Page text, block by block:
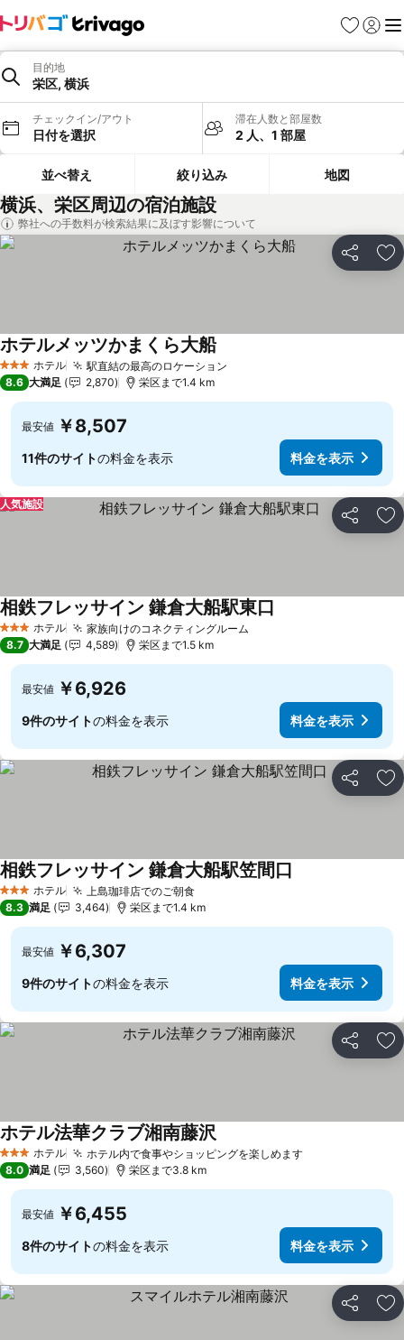
お気に入り
ログイ
メ
目的地
栄区, 横浜
チェックイン/アウト
日付を選択
滞在人数と部屋数
2 人、1 部屋
並べ替え 絞り込み 地図
横浜、栄区周辺の宿泊施設
弊社への手数料が検索結果に及ぼす影響について
シェア お
3 ホテルのランク
ホテル 駅直結の最高のロケーション
ホテルメッツかまくら大船
8.6 大満足 2,870 栄区まで1.4 km
最安値 ￥8,507
11件のサイトの料金を表示 料金を表示
シェア お
人気施設
3 ホテルのランク
ホテル 家族向けのコネクティングルーム
相鉄フレッサイン 鎌倉大船駅東口
8.7 大満足 4,589 栄区まで1.5 km
最安値 ￥6,926
9件のサイトの料金を表示 料金を表示
シェア お
3 ホテルのランク
ホテル 上島珈琲店でのご朝食
相鉄フレッサイン 鎌倉大船駅笠間口
8.3 満足 3,464 栄区まで1.4 km
最安値 ￥6,307
9件のサイトの料金を表示 料金を表示
シェア お
3 ホテルのランク
ホテル ホテル内で食事やショッピングを楽しめます
ホテル法華クラブ湘南藤沢
8.0 満足 3,560 栄区まで3.8 km
最安値 ￥6,455
8件のサイトの料金を表示 料金を表示
シェア お